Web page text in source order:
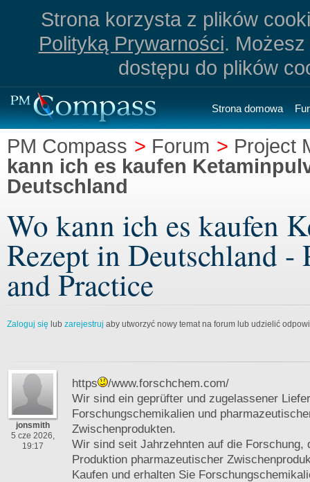
Strona korzysta z plików
Polityką Prywarności.
dostępu do plików
Strona domowa
PM Compass > Forum > Project
kann ich es kaufen
Deutschland
Wo kann ich es kaufen
Rezept in Deutschland
and Practice
Zaloguj się lub zarejestruj aby utworzyć nowy temat na forum lub udzielić
jonsmith
5 cze 2026,
19:17
https
/www.forschchem.com/
Wir sind ein geprüfter und zugelassener
Forschungschemikalien und
Zwischenprodukten.
Wir sind seit Jahrzehnten auf die Forschung,
Produktion pharmazeutischer
Kaufen und erhalten Sie